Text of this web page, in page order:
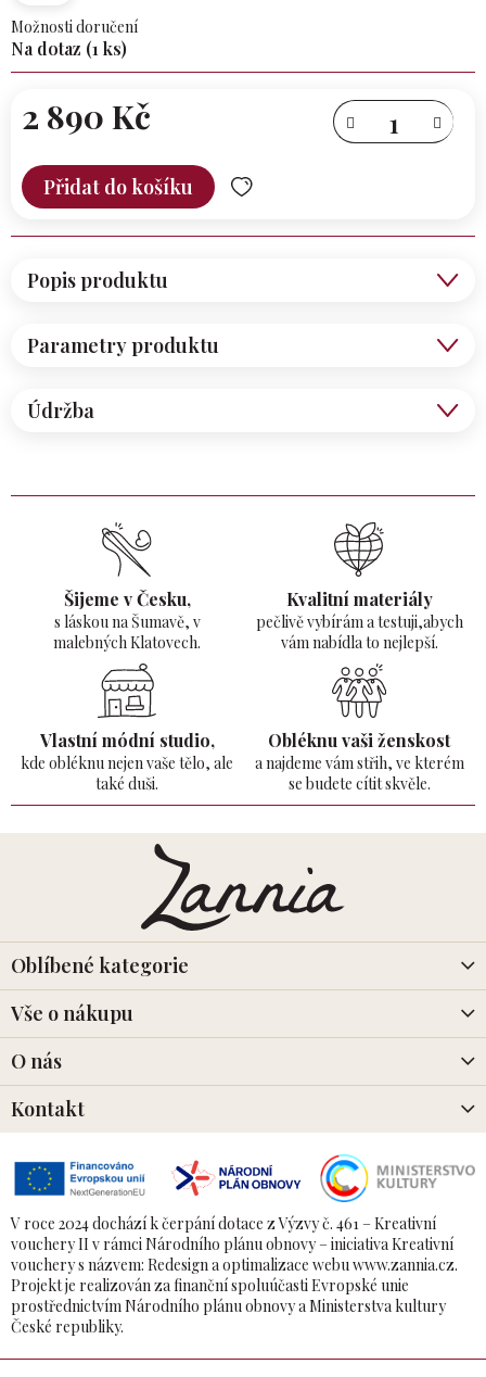
Možnosti doručení
Na dotaz (1 ks)
2 890 Kč
cena:
Přidat do košíku
Údržba
Parametry produktu
Popis produktu
Šijeme v Česku,
s láskou na Šumavě, v
malebných Klatovech.
Kvalitní materiály
pečlivě vybírám a testuji,abych
vám nabídla to nejlepší.
Vlastní módní studio,
kde obléknu nejen vaše tělo, ale
také duši.
Obléknu vaši ženskost
a najdeme vám střih, ve kterém
se budete cítit skvěle.
t
Oblíbené kategorie
Vše o nákupu
O nás
Kontakt
V roce 2024 dochází k čerpání dotace z Výzvy č. 461 – Kreativní
vouchery II v rámci Národního plánu obnovy – iniciativa Kreativní
vouchery s názvem: Redesign a optimalizace webu www.zannia.cz.
Projekt je realizován za finanční spoluúčasti Evropské unie
prostřednictvím Národního plánu obnovy a Ministerstva kultury
České republiky.